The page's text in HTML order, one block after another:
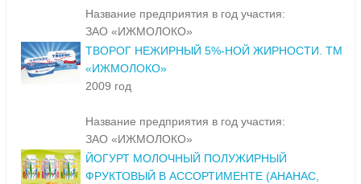
Название предприятия в год участия:
ЗАО «ИЖМОЛОКО»
ТВОРОГ НЕЖИРНЫЙ 5%-НОЙ ЖИРНОСТИ. ТМ
«ИЖМОЛОКО»
2009 год
Название предприятия в год участия:
ЗАО «ИЖМОЛОКО»
ЙОГУРТ МОЛОЧНЫЙ ПОЛУЖИРНЫЙ
ФРУКТОВЫЙ В АССОРТИМЕНТЕ (АНАНАС,